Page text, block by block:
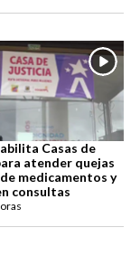
Casas de
atender quejas
medicamentos y
consultas